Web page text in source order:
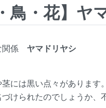
鳥・花】ヤ
関係 ヤマドリヤシ
には黒い点々があります
けられたのでしょうか、